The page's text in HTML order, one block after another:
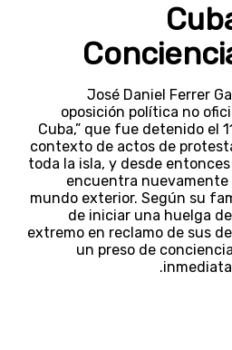
José Daniel Ferrer
oposición política no
Cuba,” que fue detenido el
contexto de actos de
toda la isla, y desde
encuentra
mundo exterior. Según su
de iniciar una huelga
extremo en reclamo de sus
un preso de